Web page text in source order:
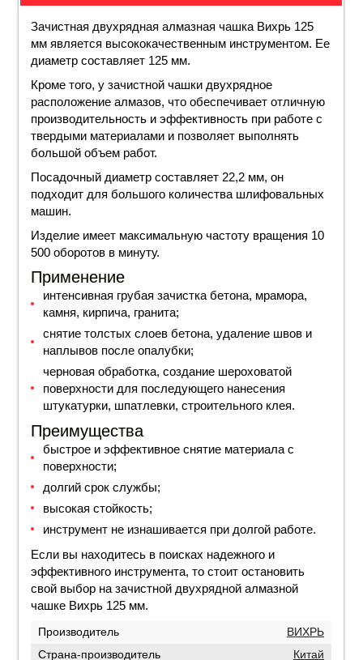
Зачистная двухрядная алмазная чашка Вихрь 125
мм является высококачественным инструментом. Ее
диаметр составляет 125 мм.
Кроме того, у зачистной чашки двухрядное
расположение алмазов, что обеспечивает отличную
производительность и эффективность при работе с
твердыми материалами и позволяет выполнять
большой объем работ.
Посадочный диаметр составляет 22,2 мм, он
подходит для большого количества шлифовальных
машин.
Изделие имеет максимальную частоту вращения 10
500 оборотов в минуту.
Применение
интенсивная грубая зачистка бетона, мрамора,
камня, кирпича, гранита;
снятие толстых слоев бетона, удаление швов и
наплывов после опалубки;
черновая обработка, создание шероховатой
поверхности для последующего нанесения
штукатурки, шпатлевки, строительного клея.
Преимущества
быстрое и эффективное снятие материала с
поверхности;
долгий срок службы;
высокая стойкость;
инструмент не изнашивается при долгой работе.
Если вы находитесь в поисках надежного и
эффективного инструмента, то стоит остановить
свой выбор на зачистной двухрядной алмазной
чашке Вихрь 125 мм.
Производитель
ВИХРЬ
Страна-производитель
Китай